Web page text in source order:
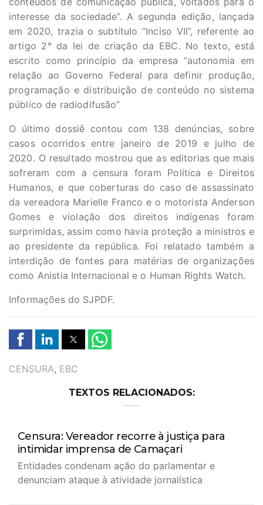
interesse da sociedade”. A segunda edição, lançada
em 2020, trazia o subtítulo “Inciso VII”, referente ao
artigo 2° da lei de criação da EBC. No texto, está
escrito como princípio da empresa “autonomia em
relação ao Governo Federal para definir produção,
programação e distribuição de conteúdo no sistema
público de radiodifusão”
O último dossiê contou com 138 denúncias, sobre
casos ocorridos entre janeiro de 2019 e julho de
2020. O resultado mostrou que as editorias que mais
sofreram com a censura foram Política e Direitos
Humanos, e que coberturas do caso de assassinato
da vereadora Marielle Franco e o motorista Anderson
Gomes e violação dos direitos indígenas foram
surprimidas, assim como havia proteção a ministros e
ao presidente da república. Foi relatado também a
interdição de fontes para matérias de organizações
como Anistia Internacional e o Human Rights Watch.
Informações do SJPDF.
TAGS
CENSURA, EBC
TEXTOS RELACIONADOS:
Censura: Vereador recorre à justiça para
intimidar imprensa de Camaçari
Entidades condenam ação do parlamentar e
denunciam ataque à atividade jornalística